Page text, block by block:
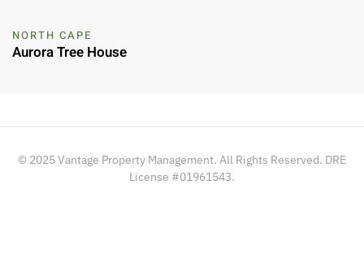
NORTH CAPE
Aurora Tree House
© 2025 Vantage Property Management. All Rights Reserved. DRE
License #01961543.